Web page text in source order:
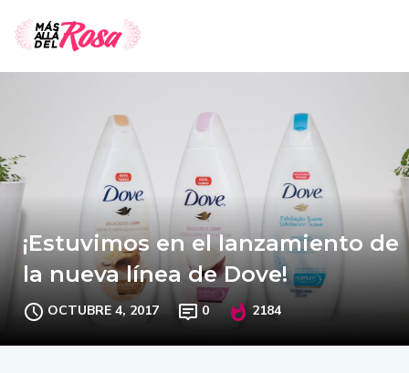
¡Estuvimos en el lanzamiento de
la nueva línea de Dove!
OCTUBRE 4, 2017 0 2184